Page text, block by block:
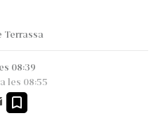
Terrassa
08:39
les 08:55
Email